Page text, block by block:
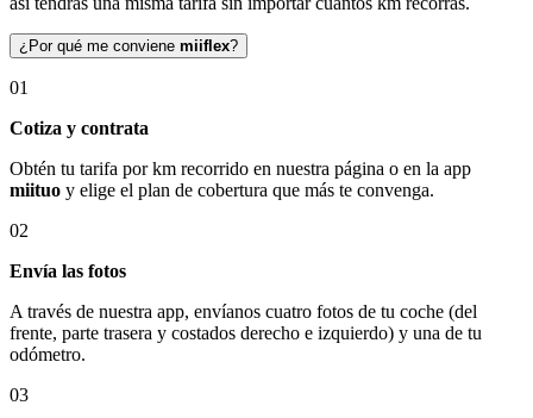
¿Por qué me conviene miiflex?
01
Cotiza y contrata
Obtén tu tarifa por km recorrido en nuestra página o en la app
miituo y elige el plan de cobertura que más te convenga.
02
Envía las fotos
A través de nuestra app, envíanos cuatro fotos de tu coche (del
frente, parte trasera y costados derecho e izquierdo) y una de tu
odómetro.
03